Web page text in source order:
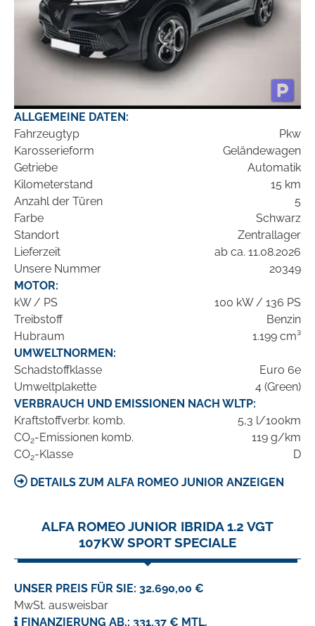
ALLGEMEINE DATEN:
Fahrzeugtyp
Pkw
Karosserieform
Geländewagen
Getriebe
Automatik
Kilometerstand
15 km
Anzahl der Türen
5
Farbe
Schwarz
Standort
Zentrallager
Lieferzeit
ab ca. 11.08.2026
Unsere Nummer
20349
MOTOR:
kW / PS
100 kW / 136 PS
Treibstoff
Benzin
Hubraum
1.199 cm³
UMWELTNORMEN:
Schadstoffklasse
Euro 6e
Umweltplakette
4 (Green)
VERBRAUCH UND EMISSIONEN NACH WLTP:
Kraftstoffverbr. komb.
5,3 l/100km
CO2-Emissionen komb.
119 g/km
CO2-Klasse D
DETAILS ZUM ALFA ROMEO JUNIOR ANZEIGEN
ALFA ROMEO JUNIOR IBRIDA 1.2 VGT
107KW SPORT SPECIALE
UNSER PREIS FÜR SIE: 32.690,00 €
MwSt. ausweisbar
FINANZIERUNG AB.: 331,37 € MTL.